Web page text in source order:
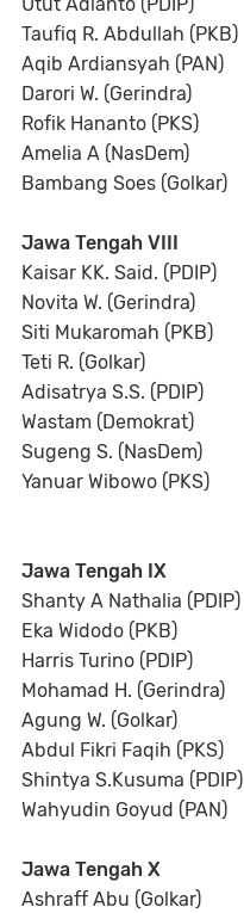
Utut Adianto (PDIP)
Taufiq R. Abdullah (PKB)
Aqib Ardiansyah (PAN)
Darori W. (Gerindra)
Rofik Hananto (PKS)
Amelia A (NasDem)
Bambang Soes (Golkar)
Jawa Tengah VIII
Kaisar KK. Said. (PDIP)
Novita W. (Gerindra)
Siti Mukaromah (PKB)
Teti R. (Golkar)
Adisatrya S.S. (PDIP)
Wastam (Demokrat)
Sugeng S. (NasDem)
Yanuar Wibowo (PKS)
Jawa Tengah IX
Shanty A Nathalia (PDIP)
Eka Widodo (PKB)
Harris Turino (PDIP)
Mohamad H. (Gerindra)
Agung W. (Golkar)
Abdul Fikri Faqih (PKS)
Shintya S.Kusuma (PDIP)
Wahyudin Goyud (PAN)
Jawa Tengah X
Ashraff Abu (Golkar)